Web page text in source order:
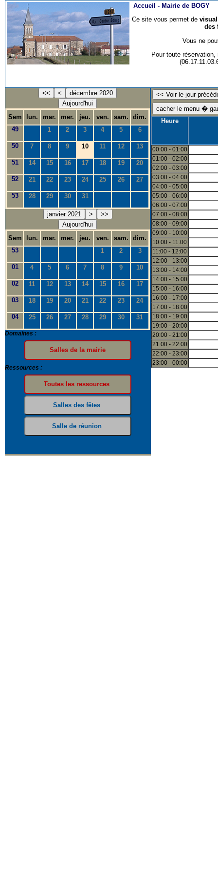
Accueil - Mairie de BOGY
Ce site vous permet de
des
Vous ne
Pour toute
<< <
décembre 2020
Aujourd'hui
Sem
lun. mar. mer. jeu. ven. sam.
dim.
49
1 2 3 4 5 6
50 7 8 9 10 11 12 13
51 14 15 16 17 18 19 20
52 21 22 23 24 25 26 27
53 28 29 30 31
janvier 2021 >
>>
Aujourd'hui
Sem
lun. mar. mer. jeu. ven. sam.
dim.
53
1 2 3
01 4 5 6 7 8 9 10
02 11 12 13 14 15 16 17
03 18 19 20 21 22 23 24
04 25 26 27 28 29 30 31
Domaines :
Ressources :
Heure
00:00 - 01:00
01:00 - 02:00
02:00 - 03:00
03:00 - 04:00
04:00 - 05:00
05:00 - 06:00
06:00 - 07:00
07:00 - 08:00
08:00 - 09:00
09:00 - 10:00
10:00 - 11:00
11:00 - 12:00
12:00 - 13:00
13:00 - 14:00
14:00 - 15:00
15:00 - 16:00
16:00 - 17:00
17:00 - 18:00
18:00 - 19:00
19:00 - 20:00
20:00 - 21:00
21:00 - 22:00
22:00 - 23:00
23:00 - 00:00